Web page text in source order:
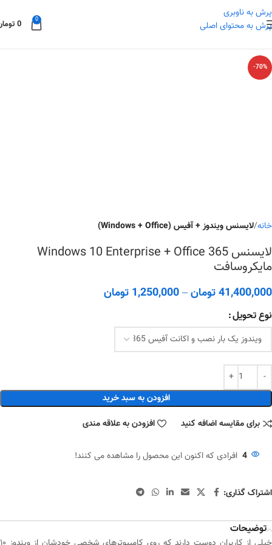
پرش به ناوبری
پرش به محتوای اصلی
0
0
-70%
خانه لایسنس ویندوز + آفیس (Windows + Office)
لایسنس Windows 10 Enterprise + Office 365
مایکروسافت
41,400,000تومان–
1,250,000 تومان
نوع تحویل
افزودن به سبد خرید
برای مقایسه اضافه کنید
افزودن به علاقه مندی
4 افرادی که اکنون این محصول را مشاهده می کنند!
اشتراک گذاری:
توضیحات